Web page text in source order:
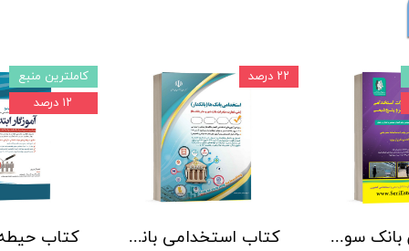
کاملترین منبع
۱۲ درصد
کتاب استخدامی بانک های خصوصی و دولتی (بانکدار) 1404 انتشارات آراه
۲۲ درصد
جامع ترین بانک سوالات استخدامی مهندسی شیمی، پلیمر و پتروشیمی